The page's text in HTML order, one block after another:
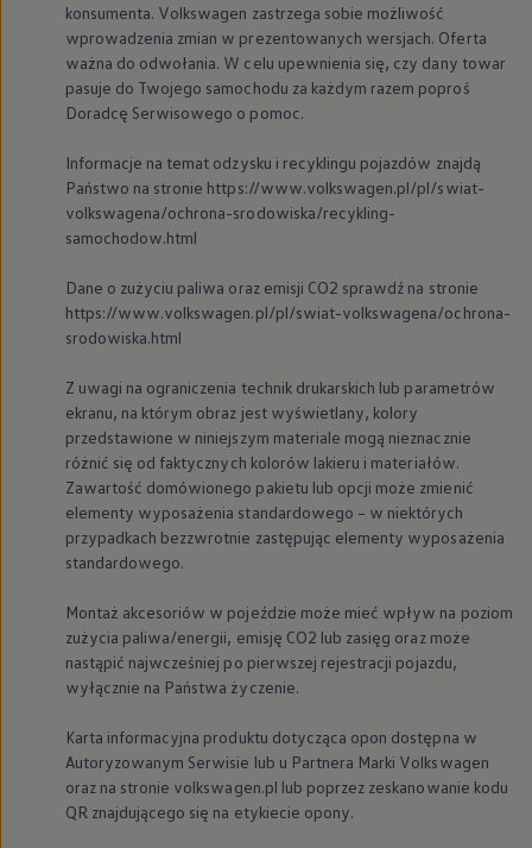
konsumenta. Volkswagen zastrzega sobie możliwość
wprowadzenia zmian w prezentowanych wersjach. Oferta
ważna do odwołania. W celu upewnienia się, czy dany towar
pasuje do Twojego samochodu za każdym razem poproś
Doradcę Serwisowego o pomoc.
Informacje na temat odzysku i recyklingu pojazdów znajdą
Państwo na stronie https://www.volkswagen.pl/pl/swiat-
volkswagena/ochrona-srodowiska/recykling-
samochodow.html
Dane o zużyciu paliwa oraz emisji CO2 sprawdź na stronie
https://www.volkswagen.pl/pl/swiat-volkswagena/ochrona-
srodowiska.html
Z uwagi na ograniczenia technik drukarskich lub parametrów
ekranu, na którym obraz jest wyświetlany, kolory
przedstawione w niniejszym materiale mogą nieznacznie
różnić się od faktycznych kolorów lakieru i materiałów.
Zawartość domówionego pakietu lub opcji może zmienić
elementy wyposażenia standardowego – w niektórych
przypadkach bezzwrotnie zastępując elementy wyposażenia
standardowego.
Montaż akcesoriów w pojeździe może mieć wpływ na poziom
zużycia paliwa/energii, emisję CO2 lub zasięg oraz może
nastąpić najwcześniej po pierwszej rejestracji pojazdu,
wyłącznie na Państwa życzenie.
Karta informacyjna produktu dotycząca opon dostępna w
Autoryzowanym Serwisie lub u Partnera Marki Volkswagen
oraz na stronie volkswagen.pl lub poprzez zeskanowanie kodu
QR znajdującego się na etykiecie opony.